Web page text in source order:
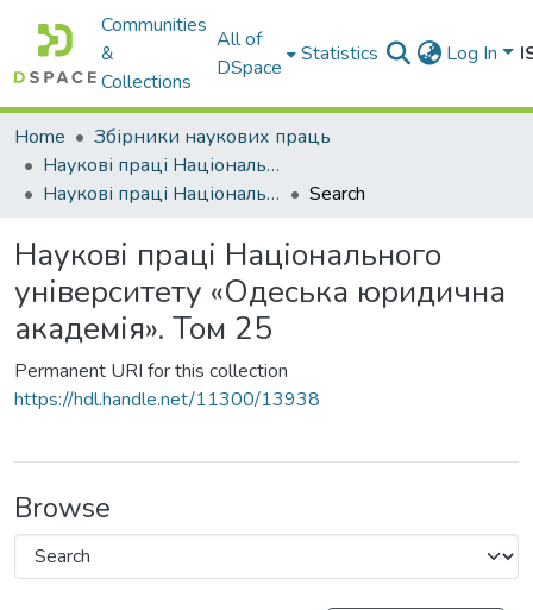
Communities
&
Collections
All of
DSpace
Statistics Log In
Home
Збірники наукових праць
Наукові праці Національного університету «Одеська юридична академія»
Наукові праці Національного університету «Одеська юридична академія». Том 25
Search
Наукові праці Національного
університету «Одеська юридична
академія». Том 25
Permanent URI for this collection
https://hdl.handle.net/11300/13938
Browse